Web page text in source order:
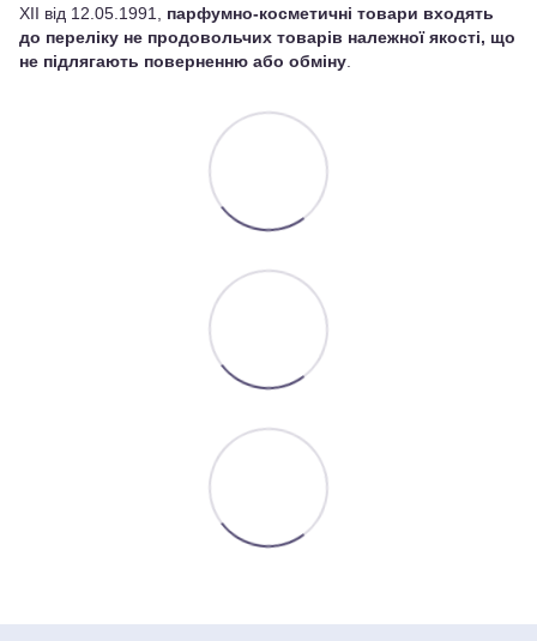
XII від 12.05.1991, парфумно-косметичні товари входять
до переліку не продовольчих товарів належної якості, що
не підлягають поверненню або обміну